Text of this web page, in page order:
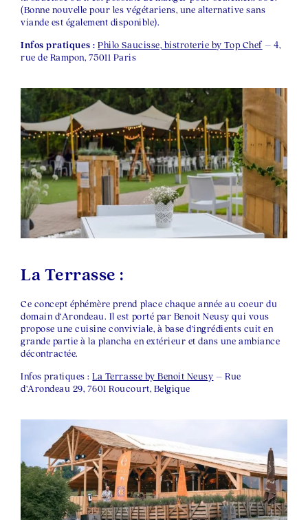
(Bonne nouvelle pour les végétariens, une alternative sans
viande est également disponible).
Infos pratiques : Philo Saucisse, bistroterie by Top Chef – 4,
rue de Rampon, 75011 Paris
La Terrasse :
Ce concept éphémère prend place chaque année au coeur du
domain d’Arondeau. Il est porté par Benoit Neusy qui vous
propose une cuisine conviviale, à base d’ingrédients cuit en
grande partie à la plancha en extérieur et dans une ambiance
décontractée.
Infos pratiques :La Terrasse by Benoit Neusy – Rue
d’Arondeau 29, 7601 Roucourt, Belgique